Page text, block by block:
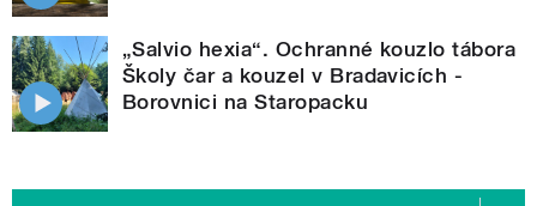
„Salvio hexia“. Ochranné kouzlo tábora
Školy čar a kouzel v Bradavicích -
Borovnici na Staropacku